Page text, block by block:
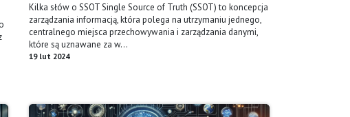
Kilka słów o SSOT Single Source of Truth (SSOT) to koncepcja
zarządzania informacją, która polega na utrzymaniu jednego,
centralnego miejsca przechowywania i zarządzania danymi,
które są uznawane za w...
19 lut 2024